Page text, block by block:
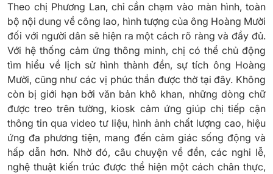
Theo chị Phương Lan, chỉ cần chạm vào màn hình, toàn
bộ nội dung về công lao, hình tượng của ông Hoàng Mười
đối với người dân sẽ hiện ra một cách rõ ràng và đầy đủ.
Với hệ thống cảm ứng thông minh, chị có thể chủ động
tìm hiểu về lịch sử hình thành đền, sự tích ông Hoàng
Mười, cũng như các vị phúc thần được thờ tại đây. Không
còn bị giới hạn bởi văn bản khô khan, những dòng chữ
được treo trên tường, kiosk cảm ứng giúp chị tiếp cận
thông tin qua video tư liệu, hình ảnh chất lượng cao, hiệu
ứng đa phương tiện, mang đến cảm giác sống động và
hấp dẫn hơn. Nhờ đó, câu chuyện về đền, các nghi lễ,
nghệ thuật kiến trúc được thể hiện một cách chân thực,